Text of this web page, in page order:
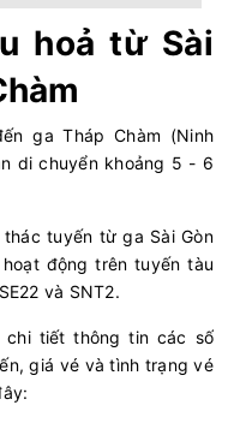
hoả từ Sài
ga Tháp Chàm (Ninh
di chuyển khoảng 5 - 6
tuyến từ ga Sài Gòn
động trên tuyến tàu
và SNT2.
chi tiết thông tin các số
giá vé và tình trạng vé